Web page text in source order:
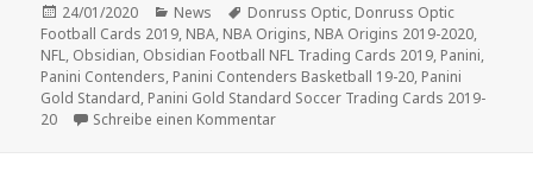
Veröffentlicht
am
24/01/2020 Kategorien
News Schlagwörter
Donruss Optic, Donruss Optic
Football Cards 2019, NBA, NBA Origins, NBA Origins 2019-2020,
NFL, Obsidian, Obsidian Football NFL Trading Cards 2019, Panini,
Panini Contenders, Panini Contenders Basketball 19-20, Panini
Gold Standard, Panini Gold Standard Soccer Trading Cards 2019-
20
Schreibe einen Kommentarzu „Origins“, „Contenders“, „Gold